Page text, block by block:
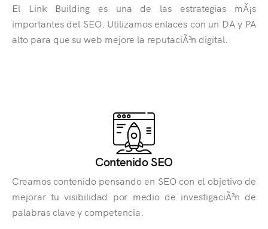
El Link Building es una de las estrategias mÃ¡s
importantes del SEO. Utilizamos enlaces con un DA y PA
alto para que su web mejore la reputaciÃ³n digital.
Contenido SEO
Creamos contenido pensando en SEO con el objetivo de
mejorar tu visibilidad por medio de investigaciÃ³n de
palabras clave y competencia.